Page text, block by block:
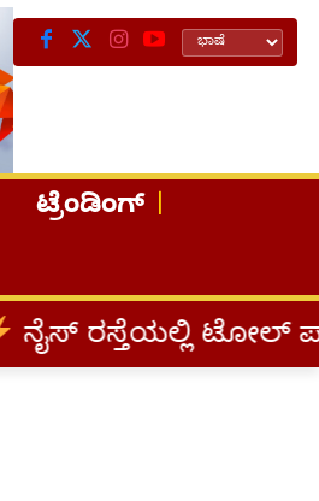
ಟ್ರೆಂಡಿಂಗ್
ಟೋಲ್ ಪಾವತಿಸಬೇಡಿ: